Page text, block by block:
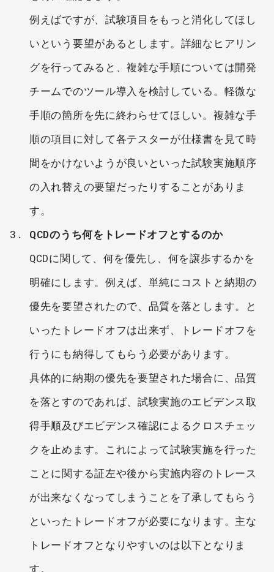
例えばですが、試験項目をもっと消化してほし
いという要望があるとします。詳細なヒアリン
グを行ってみると、複雑な手順については開発
チームでのツール導入を検討している。軽微な
手順の箇所を先に終わらせてほしい。複雑な手
順の項目に対して各テスターが仕様書を見て時
間をかけないようが良いといった試験実施順序
の入れ替えの要望だったりすることがありま
す。
QCDのうち何をトレードオフとするのか
QCDに関して、何を優先し、何を譲歩するかを
明確にします。例えば、単純にコストと納期の
優先を要望されたので、品質を落とします。と
いったトレードオフは出来ず、トレードオフを
行うにも納得してもらう必要があります。
具体的に納期の優先を要望された場合に、品質
を落とすのであれば、試験実施のエビデンス取
得手順及びエビデンス確認によるクロスチェッ
クを止めます。これによって試験実施を行った
ことに関する証左や後から実施内容のトレース
が出来なくなってしまうことを了承してもらう
といったトレードオフが必要になります。主な
トレードオフとなりやすいのは以下となりま
す。